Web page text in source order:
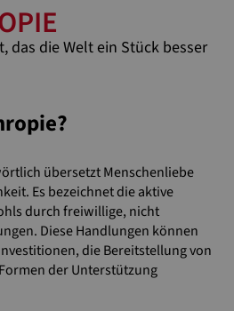
das die Welt ein Stück besser
übersetzt Menschenliebe
Es bezeichnet die aktive
durch freiwillige, nicht
Diese Handlungen können
die Bereitstellung von
der Unterstützung